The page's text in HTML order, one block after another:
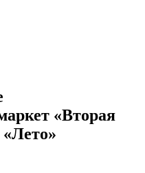
«Вторая